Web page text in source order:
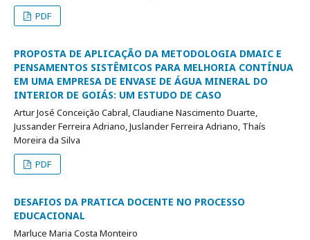
PDF
PROPOSTA DE APLICAÇÃO DA METODOLOGIA DMAIC E
PENSAMENTOS SISTÊMICOS PARA MELHORIA CONTÍNUA
EM UMA EMPRESA DE ENVASE DE ÁGUA MINERAL DO
INTERIOR DE GOIÁS: UM ESTUDO DE CASO
Artur José Conceição Cabral, Claudiane Nascimento Duarte,
Jussander Ferreira Adriano, Juslander Ferreira Adriano, Thaís
Moreira da Silva
PDF
DESAFIOS DA PRATICA DOCENTE NO PROCESSO
EDUCACIONAL
Marluce Maria Costa Monteiro